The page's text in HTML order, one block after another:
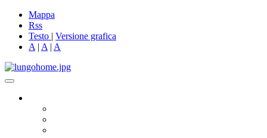
Mappa
Rss
Testo | Versione grafica
A | A | A